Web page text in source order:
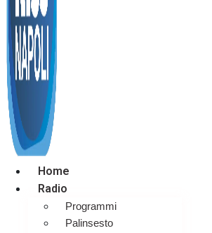
Home
Radio
Programmi
Palinsesto